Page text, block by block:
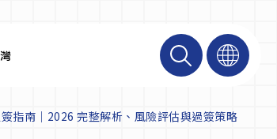
指南｜2026 完整解析、風險評估與過簽策略